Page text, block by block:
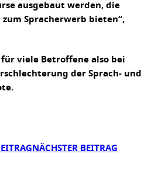
ausgebaut werden, die
Spracherwerb bieten“,
für viele Betroffene also bei
der Sprach- und
NÄCHSTER BEITRAG